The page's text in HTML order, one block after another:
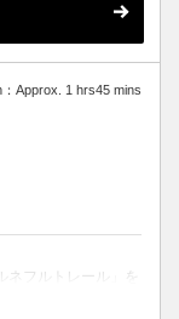
Approx. 1 hrs45 mins
フルトレール」を
です。